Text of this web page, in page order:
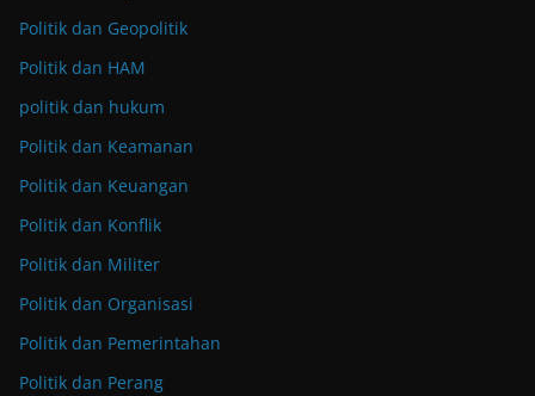
Politik dan Geopolitik
Politik dan HAM
politik dan hukum
Politik dan Keamanan
Politik dan Keuangan
Politik dan Konflik
Politik dan Militer
Politik dan Organisasi
Politik dan Pemerintahan
Politik dan Perang